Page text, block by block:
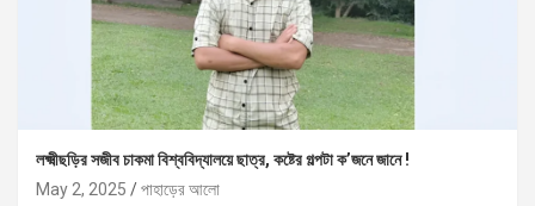
লক্ষ্মীছড়ির সজীব চাকমা বিশ্ববিদ্যালয়ে ছাত্র, কষ্টের গল্পটা ক’জনে জানে !
May 2, 2025
পাহাড়ের আলো